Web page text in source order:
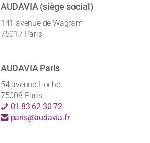
AUDAVIA (siège social)
141 avenue de Wagram
75017 Paris
AUDAVIA Paris
54 avenue Hoche
75008 Paris
01 83 62 30 72
paris@audavia.fr